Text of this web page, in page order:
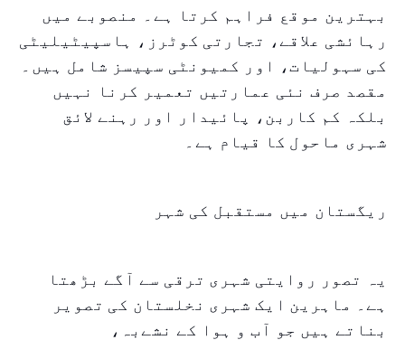
بہترین موقع فراہم کرتا ہے۔ منصوبے میں
رہائشی علاقے، تجارتی کوٹرز، ہاسپیٹیلیٹی
کی سہولیات، اور کمیونٹی سپیسز شامل ہیں۔
مقصد صرف نئی عمارتیں تعمیر کرنا نہیں
بلکہ کم کاربن، پائیدار اور رہنے لائق
شہری ماحول کا قیام ہے۔
ریگستان میں مستقبل کی شہر
یہ تصور روایتی شہری ترقی سے آگے بڑھتا
ہے۔ ماہرین ایک شہری نخلستان کی تصویر
بناتے ہیں جو آب و ہوا کے نشےبہ،